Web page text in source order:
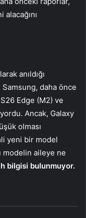
alacağını
anıldığı
daha önce
Edge (M2) ve
Ancak, Galaxy
olması
yeni bir model
modelin aileye ne
bilgisi bulunmuyor.